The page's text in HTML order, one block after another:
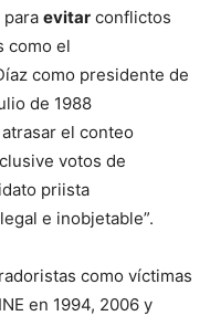
para evitar conflictos
como el
como presidente de
de 1988
el conteo
votos de
priista
e inobjetable”.
como víctimas
en 1994, 2006 y